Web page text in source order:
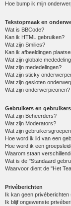
Hoe bump ik mijn
Tekstopmaak en
Wat is BBCode?
Kan ik HTML gebruiken?
Wat zijn Smilies?
Kan ik afbeeldingen
Wat zijn globale
Wat zijn mededelingen?
Wat zijn sticky
Wat zijn gesloten
Wat zijn onderwerpiconen?
Gebruikers en
Wat zijn Beheerders?
Wat zijn Moderators?
Wat zijn
Hoe word ik lid van een
Hoe word ik een
Waarom staan
Wat is de "Standaard
Waarvoor dient de "Het
Privéberichten
Ik kan geen privéberichten
Ik blijf ongewenste